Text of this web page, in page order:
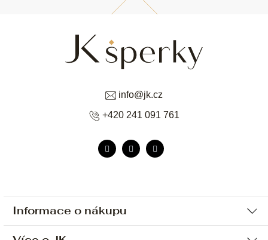
Informace o nákupu
info@jk.cz
+420 241 091 761